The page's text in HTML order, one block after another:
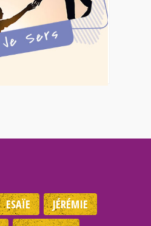
ESAÏE
JÉRÉMIE